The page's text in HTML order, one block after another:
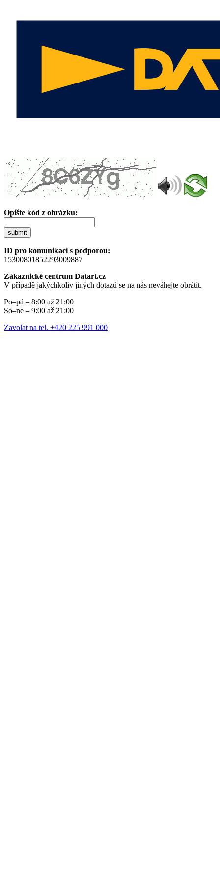
Opište kód z obrázku:
submit
ID pro komunikaci s podporou:
15300801852293009887
Zákaznické centrum Datart.cz
V případě jakýchkoliv jiných dotazů se na nás neváhejte obrátit.
Po–pá – 8:00 až 21:00
So–ne – 9:00 až 21:00
Zavolat na tel. +420 225 991 000